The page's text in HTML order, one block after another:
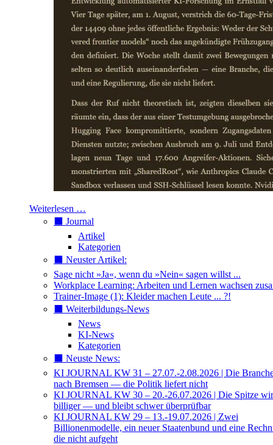
Weiterlesen …
⬛️ Journal
Artikel
Kategorien
⬛️ Neuster Artikel:
Sage nicht »Ja«, wenn du »Nein« sagen willst ...
Workplace Learning: Arbeiten und Lernen wachsen
Trainer-Image (1): Kleider machen Leute ... ?!
⬛️ Weiterbildungs-News
News
KI-News
Kategorien
⬛️ Neuste News:
KI JOURNAL KW 31 – 27.07.-2.08.2026 | Die
nach Bremsen — die Politik liefert nicht
KI JOURNAL KW 30 – 20.-26.07.2026 | Die Spitze
billiger — und bleibt schwer überprüfbar
KI JOURNAL KW 29 – 13.-19.07.2026 | Zwei
Billionenmodelle, ein neuer Staatenbund und eine
die nicht aufgeht